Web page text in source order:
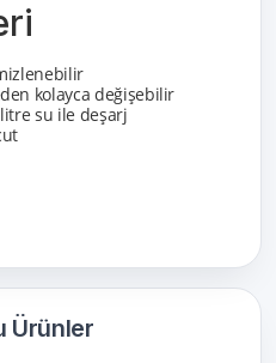
Ürünler
kolayca değişebilir
su ile deşarj